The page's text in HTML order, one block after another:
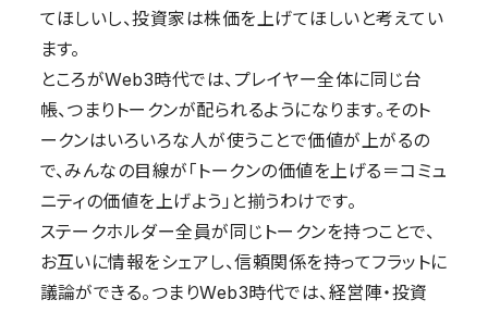
てほしいし、投資家は株価を上げてほしいと考えてい
ます。
ところがWeb3時代では、プレイヤー全体に同じ台
帳、つまりトークンが配られるようになります。そのト
ークンはいろいろな人が使うことで価値が上がるの
で、みんなの目線が「トークンの価値を上げる＝コミュ
ニティの価値を上げよう」と揃うわけです。
ステークホルダー全員が同じトークンを持つことで、
お互いに情報をシェアし、信頼関係を持ってフラットに
議論ができる。つまりWeb3時代では、経営陣・投資